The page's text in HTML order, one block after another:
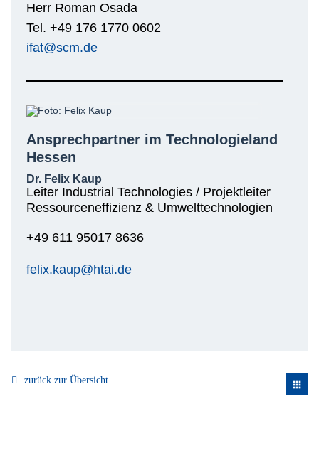
Herr Roman Osada
Tel. +49 176 1770 0602
ifat@scm.de
Ansprechpartner im Technologieland
Hessen
Dr. Felix Kaup
Leiter Industrial Technologies / Projektleiter
Ressourceneffizienz & Umwelttechnologien
+49 611 95017 8636
felix.kaup@htai.de
zurück zur Übersicht apps